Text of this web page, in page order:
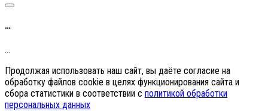
…
…
Продолжая использовать наш сайт, вы даёте согласие на
обработку файлов cookie в целях функционирования сайта и
сбора статистики в соответствии с политикой обработки
персональных данных